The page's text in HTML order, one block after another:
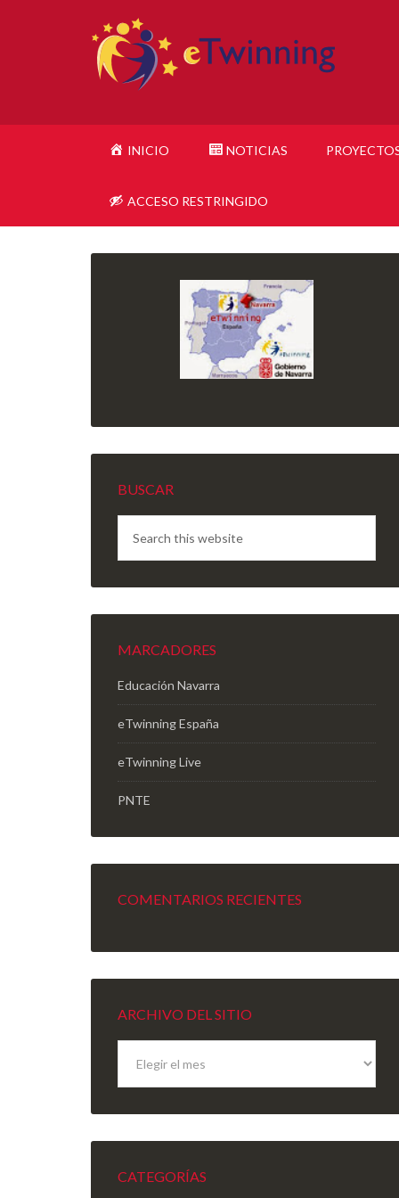
INICIO NOTICIAS
ACCESO RESTRINGIDO
BUSCAR
MARCADORES
Educación Navarra
eTwinning España
eTwinning Live
PNTE
COMENTARIOS RECIENTES
ARCHIVO DEL SITIO
sitio
CATEGORÍAS